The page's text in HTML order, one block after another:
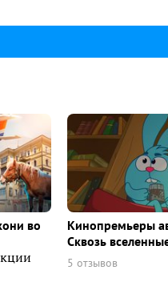
во
Кинопремьеры
Сквозь
5 отзывов